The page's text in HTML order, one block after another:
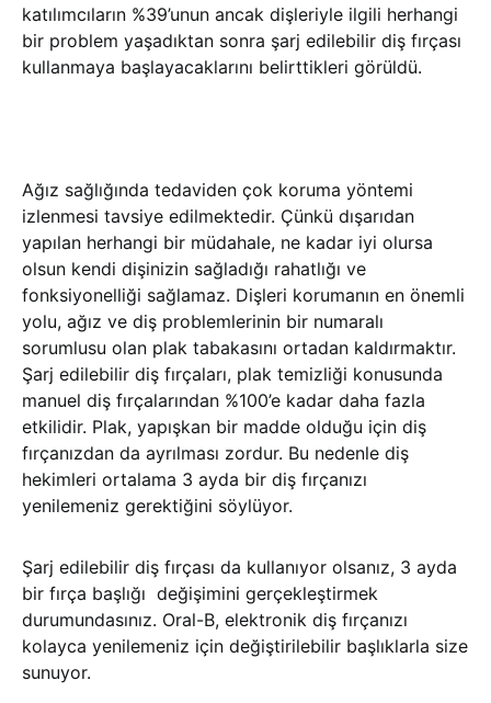
katılımcıların %39’unun ancak dişleriyle ilgili herhangi
bir problem yaşadıktan sonra şarj edilebilir diş fırçası
kullanmaya başlayacaklarını belirttikleri görüldü.
Ağız sağlığında tedaviden çok koruma yöntemi
izlenmesi tavsiye edilmektedir. Çünkü dışarıdan
yapılan herhangi bir müdahale, ne kadar iyi olursa
olsun kendi dişinizin sağladığı rahatlığı ve
fonksiyonelliği sağlamaz. Dişleri korumanın en önemli
yolu, ağız ve diş problemlerinin bir numaralı
sorumlusu olan plak tabakasını ortadan kaldırmaktır.
Şarj edilebilir diş fırçaları, plak temizliği konusunda
manuel diş fırçalarından %100’e kadar daha fazla
etkilidir. Plak, yapışkan bir madde olduğu için diş
fırçanızdan da ayrılması zordur. Bu nedenle diş
hekimleri ortalama 3 ayda bir diş fırçanızı
yenilemeniz gerektiğini söylüyor.
Şarj edilebilir diş fırçası da kullanıyor olsanız, 3 ayda
bir fırça başlığı değişimini gerçekleştirmek
durumundasınız. Oral-B, elektronik diş fırçanızı
kolayca yenilemeniz için değiştirilebilir başlıklarla size
sunuyor.